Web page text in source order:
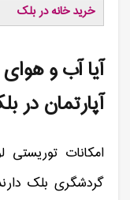
خرید خانه در بلک
آیا آب و
آپارتمان در
امکانات
گردشگری بلک